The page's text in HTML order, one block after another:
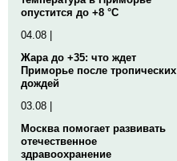
опустится до +8 °C
04.08 |
Жара до +35: что ждет
Приморье после тропических
дождей
03.08 |
Москва помогает развивать
отечественное
здравоохранение